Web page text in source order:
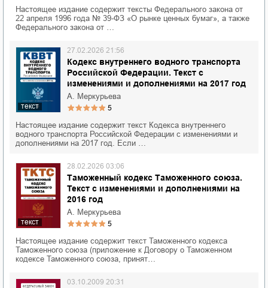
Настоящее издание содержит тексты Федерального закона от
22 апреля 1996 года № 39-ФЗ «О рынке ценных бумаг», а также
Федерального закона от …
текст
Кодекс внутреннего водного транспорта
Российской Федерации. Текст с
изменениями и дополнениями на 2017 год
27.02.2026 21:56
А. Меркурьева
5
Настоящее издание содержит текст Кодекса внутреннего
водного транспорта Российской Федерации с изменениями и
дополнениями на 2017 год. Если …
текст
Таможенный кодекс Таможенного союза.
Текст с изменениями и дополнениями на
2016 год
28.02.2026 03:06
А. Меркурьева
5
Настоящее издание содержит текст Таможенного кодекса
Таможенного союза (приложение к Договору о Таможенном
кодексе Таможенного союза, принят…
03.10.2009 20:31